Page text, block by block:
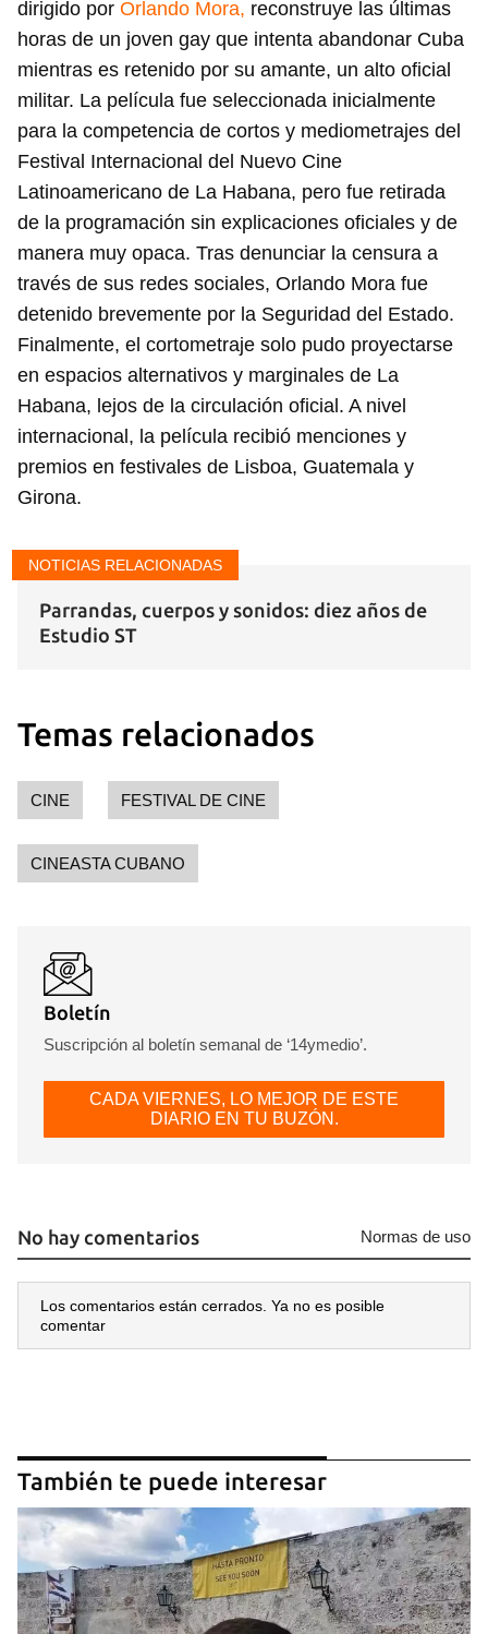
dirigido por Orlando Mora, reconstruye las últimas
horas de un joven gay que intenta abandonar Cuba
mientras es retenido por su amante, un alto oficial
militar. La película fue seleccionada inicialmente
para la competencia de cortos y mediometrajes del
Festival Internacional del Nuevo Cine
Latinoamericano de La Habana, pero fue retirada
de la programación sin explicaciones oficiales y de
manera muy opaca. Tras denunciar la censura a
través de sus redes sociales, Orlando Mora fue
detenido brevemente por la Seguridad del Estado.
Finalmente, el cortometraje solo pudo proyectarse
en espacios alternativos y marginales de La
Habana, lejos de la circulación oficial. A nivel
internacional, la película recibió menciones y
premios en festivales de Lisboa, Guatemala y
Girona.
NOTICIAS RELACIONADAS
Parrandas, cuerpos y sonidos: diez años de
Estudio ST
Temas relacionados
CINE FESTIVAL DE CINE
CINEASTA CUBANO
Boletín
Suscripción al boletín semanal de ‘14ymedio’.
CADA VIERNES, LO MEJOR DE ESTE
DIARIO EN TU BUZÓN.
No hay comentarios Normas de uso
Los comentarios están cerrados. Ya no es posible
comentar
También te puede interesar